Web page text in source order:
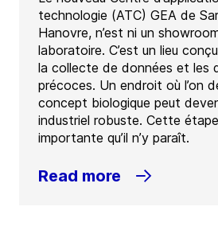
technologie (ATC) GEA de
Hanovre, n’est ni un
laboratoire. C’est un lieu
la collecte de données et les
précoces. Un endroit où l’on
concept biologique peut
industriel robuste. Cette
importante qu’il n’y paraît.
Read more